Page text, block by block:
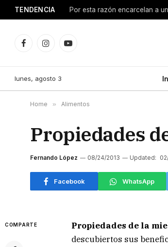
TENDENCIA
FacebookInstagramYouTube
lunes, agosto 3
Home » Alimentos
Propiedades
Fernando López 08/24/2013 Updated:
Facebook WhatsApp
COMPARTE Propiedades de la
descubiertos sus